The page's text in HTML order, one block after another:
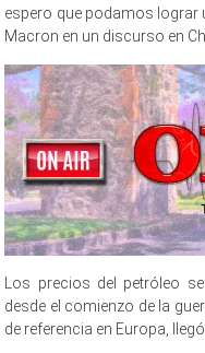
espero que podamos lograr
Macron en un discurso en
Los precios del petróleo
desde el comienzo de la
de referencia en Europa,